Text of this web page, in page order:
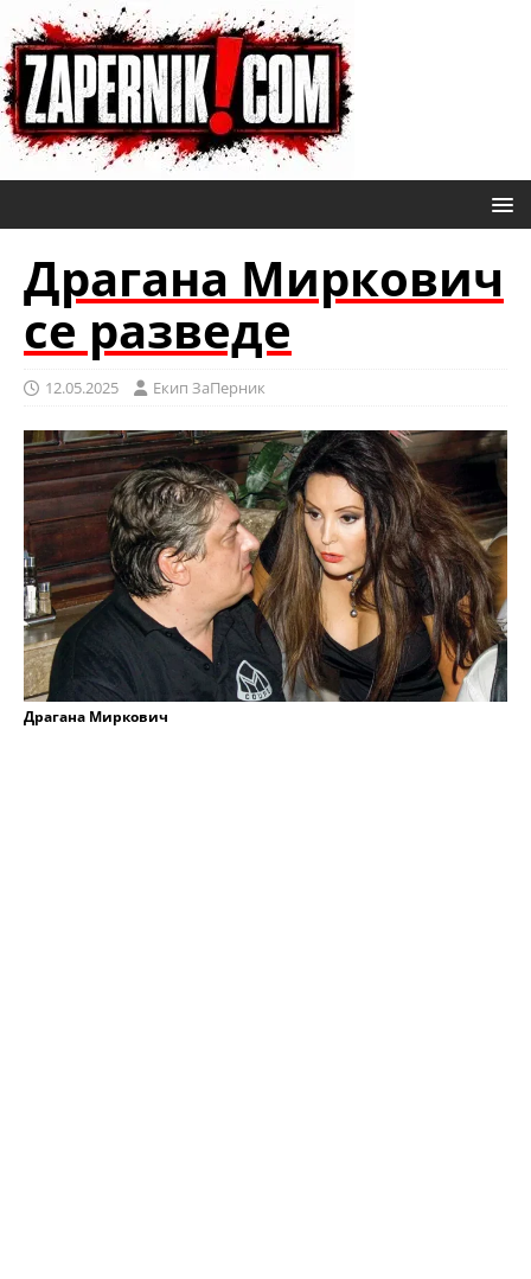
Драгана Миркович
се разведе
12.05.2025 Eкип ЗаПерник
Драгана Миркович